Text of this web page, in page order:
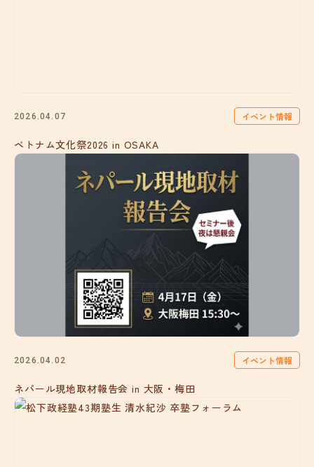
2026.04.07 イベント情報
ベトナム文化祭2026 in OSAKA
2026.04.02 イベント情報
ネパール現地取材報告会 in 大阪・梅田